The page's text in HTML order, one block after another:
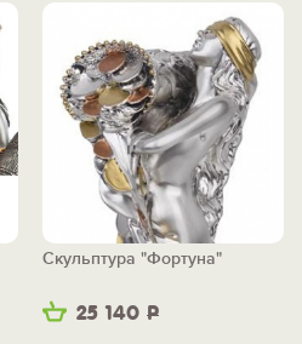
25 140 Р
Скульптура "Фортуна"